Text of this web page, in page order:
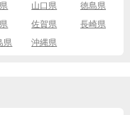
山口県
徳島県
佐賀県
長崎県
県 沖縄県